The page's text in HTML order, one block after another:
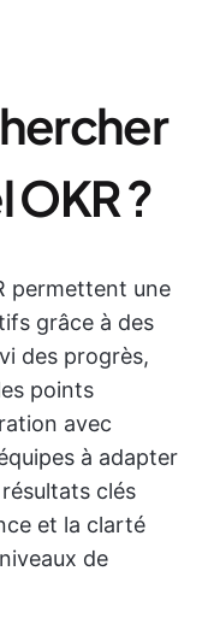
OKR ?
permettent une
grâce à des
des progrès,
points
avec
à adapter
clés
et la clarté
de